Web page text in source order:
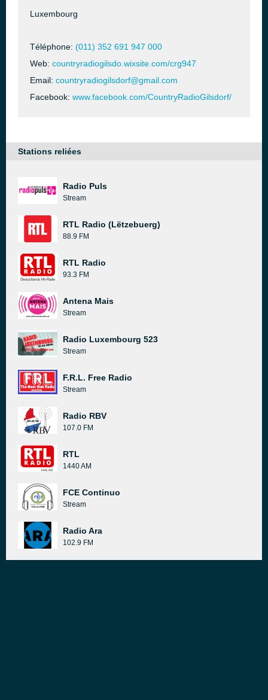
Luxembourg
Téléphone: (011) 352 691 947 000
Web: countryradiogilsdo.wixsite.com/crg947
Email: countryradiogilsdorf@gmail.com
Facebook: www.facebook.com/CountryRadioGilsdorf/
Stations reliées
Radio Puls
Stream
RTL Radio (Lëtzebuerg)
88.9 FM
RTL Radio
93.3 FM
Antena Mais
Stream
Radio Luxembourg 523
Stream
F.R.L. Free Radio
Stream
Radio RBV
107.0 FM
RTL
1440 AM
FCE Continuo
Stream
Radio Ara
102.9 FM